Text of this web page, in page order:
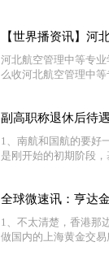
河北航空管理中等专
么收河北航空管理中等
1、南航和国航的要好
是刚开始的初期阶段，
1、不太清楚，香港那
做国内的上海黄金交易